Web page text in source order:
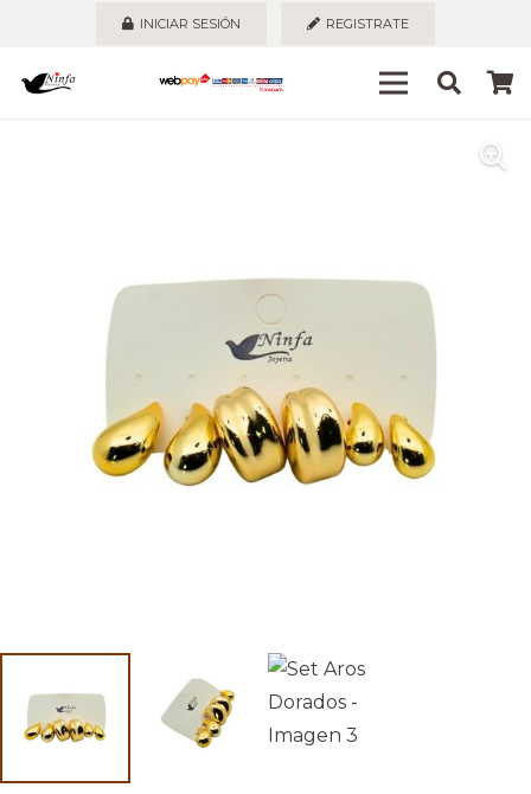
INICIAR SESIÓN REGISTRATE